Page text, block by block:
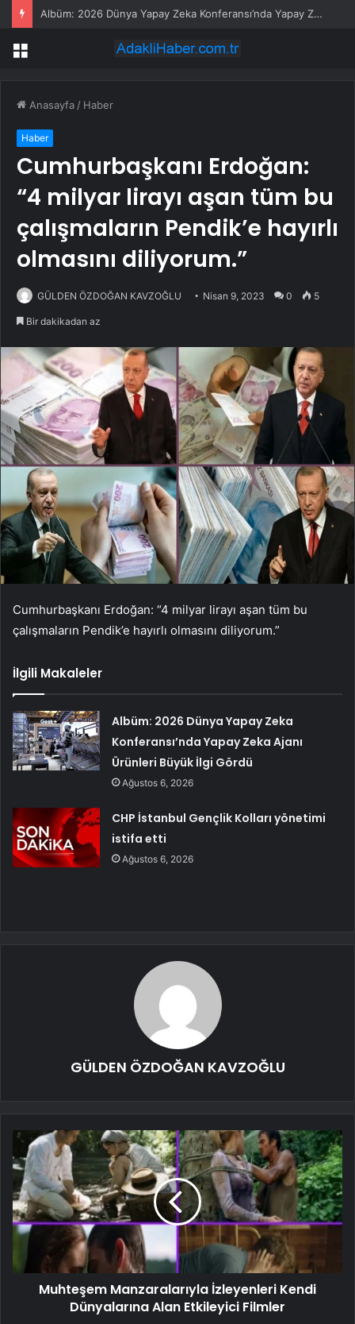
Albüm: 2026 Dünya Yapay Zeka Konferansı’nda Yapay Zeka Ajanı Ürünleri Büyük İlgi Gördü
Menü
Anasayfa / Haber
Haber
Cumhurbaşkanı Erdoğan:
“4 milyar lirayı aşan tüm bu
çalışmaların Pendik’e hayırlı
olmasını diliyorum.”
GÜLDEN ÖZDOĞAN KAVZOĞLU Nisan 9, 2023 0 5
Bir dakikadan az
Cumhurbaşkanı Erdoğan: “4 milyar lirayı aşan tüm bu
çalışmaların Pendik’e hayırlı olmasını diliyorum.”
İlgili Makaleler
Albüm: 2026 Dünya Yapay Zeka
Konferansı’nda Yapay Zeka Ajanı
Ürünleri Büyük İlgi Gördü
Ağustos 6, 2026
CHP İstanbul Gençlik Kolları yönetimi
istifa etti
Ağustos 6, 2026
GÜLDEN ÖZDOĞAN KAVZOĞLU
Muhteşem Manzaralarıyla İzleyenleri Kendi
Dünyalarına Alan Etkileyici Filmler